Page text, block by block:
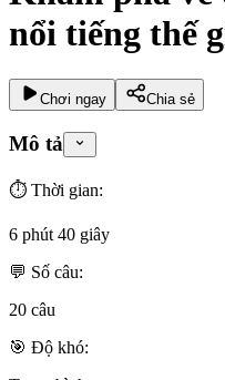
nổi tiếng thế
Chơi ngay Chia sẻ
Mô tả
⏱️ Thời gian:
6 phút 40 giây
💬 Số câu:
20 câu
🎯 Độ khó: